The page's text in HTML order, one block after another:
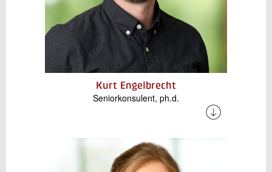
Kurt Engelbrecht
Seniorkonsulent, ph.d.
udvikling inden for termisk energilagring og
energisystemer. Hans arbejde fokuserer på
design, analyse og optimering af teknologier til